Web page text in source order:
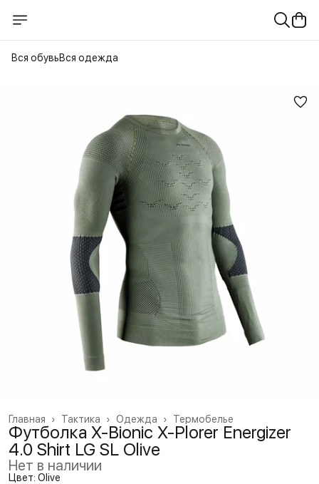
Вся обувьВся одежда
Термобелье
Одежда ›
Тактика ›
Главная ›
Футболка X-Bionic X-Plorer Energizer
4.0 Shirt LG SL Olive
Нет в наличии
Цвет: Olive